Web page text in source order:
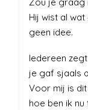
Hij wist al
geen idee.
Iedereen
je gaf sjaals
Voor mij is
hoe ben ik